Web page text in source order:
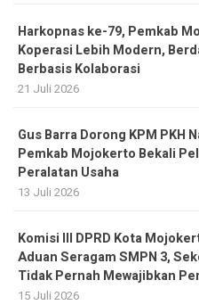
Harkopnas ke-79, Pemkab
Koperasi Lebih Modern,
Berbasis Kolaborasi
21 Juli 2026
Gus Barra Dorong KPM PKH
Pemkab Mojokerto Bekali
Peralatan Usaha
13 Juli 2026
Komisi III DPRD Kota
Aduan Seragam SMPN 3,
Tidak Pernah Mewajibkan
15 Juli 2026